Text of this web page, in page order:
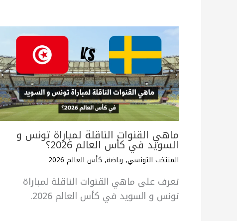
ماهي القنوات الناقلة لمباراة تونس و
السويد في كأس العالم 2026؟
المنتخب التونسي, رياضة, كأس العالم 2026
تعرف على ماهي القنوات الناقلة لمباراة
تونس و السويد في كأس العالم 2026.